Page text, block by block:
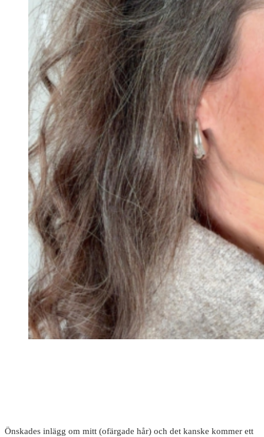
Önskades inlägg om mitt (ofärgade hår) och det kanske kommer ett